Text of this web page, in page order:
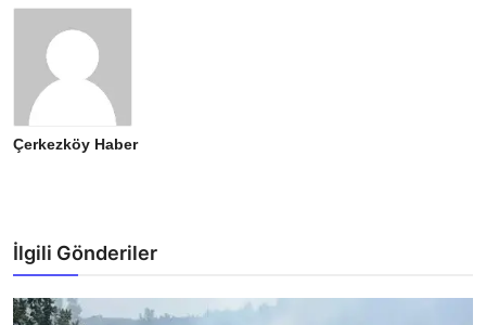
Çerkezköy Haber
İlgili Gönderiler